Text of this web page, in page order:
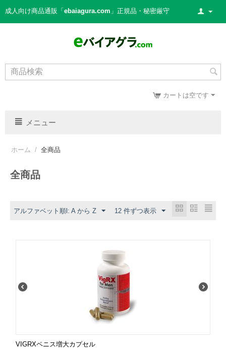
成人向け商品通販「 ebaiagura.com 」正規品・秘密厳守
カートは空です
メニュー
ホーム / 全商品
全商品
アルファベット順l: A から Z 12 件ずつ表示
VIGRXペニス増大カプセル